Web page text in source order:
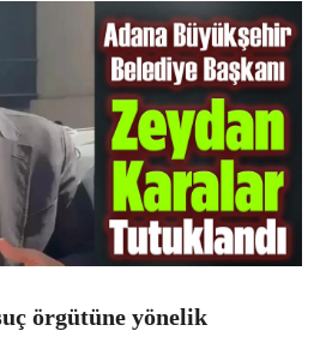
örgütüne yönelik